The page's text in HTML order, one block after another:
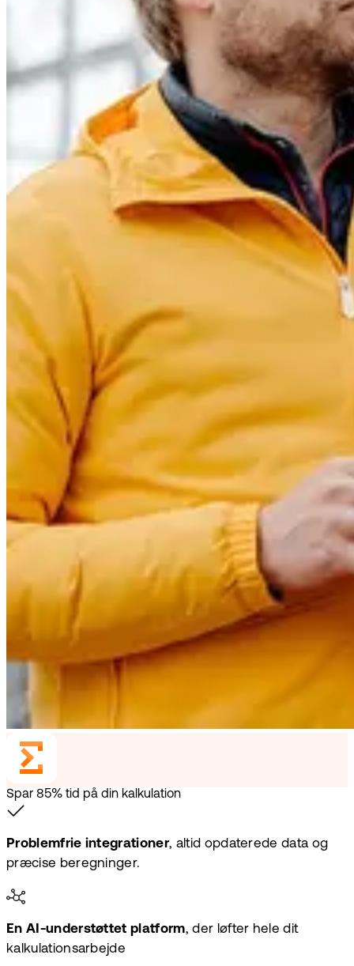
Spar 85% tid på din kalkulation
Problemfrie integrationer, altid opdaterede data og
præcise beregninger.
En AI-understøttet platform, der løfter hele dit
kalkulationsarbejde